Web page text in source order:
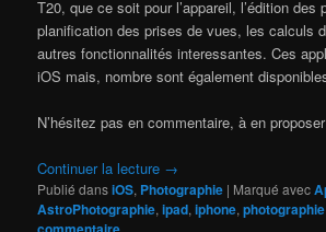
T20, que ce soit pour l’appareil, l’édition des
planification des prises de vues, les calculs
autres fonctionnalités interessantes. Ces
iOS mais, nombre sont également
N’hésitez pas en commentaire, à en
Continuer la lecture →
Publié dansiOS, Photographie | Marqué avec
AstroPhotographie,ipad,iphone,photographie